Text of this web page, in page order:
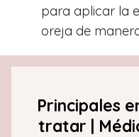
para aplicar la
oreja de
Principales
tratar |